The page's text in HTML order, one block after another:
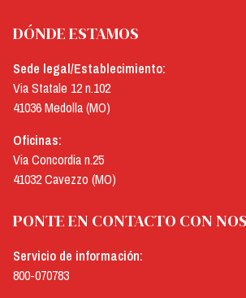
DÓNDE ESTAMOS
Sede legal/Establecimiento:
Via Statale 12 n.102
41036 Medolla (MO)
Oficinas:
Via Concordia n.25
41032 Cavezzo (MO)
PONTE EN CONTACTO CON
Servicio de información:
800-070783